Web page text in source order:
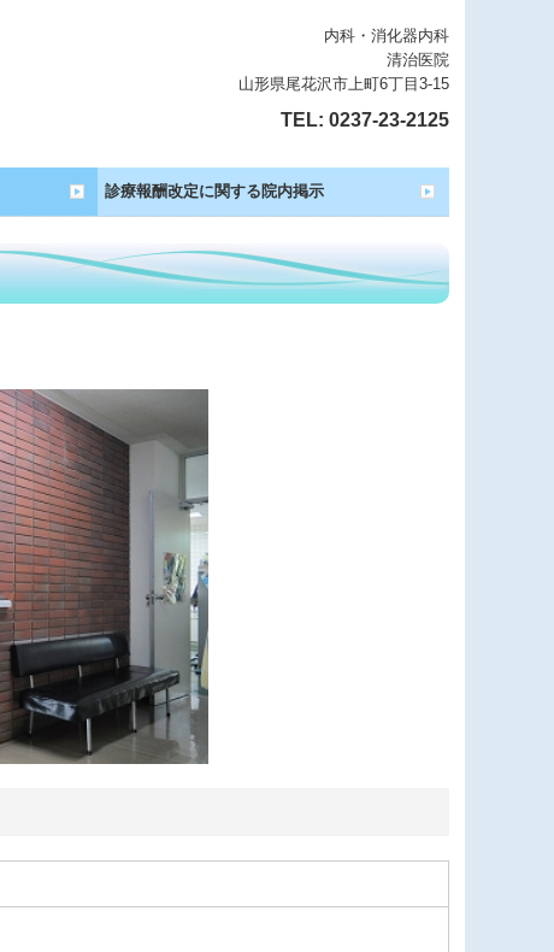
内科・消化器内科
清治医院
山形県尾花沢市上町6丁目3-15
TEL: 0237-23-2125
診療報酬改定に関する院内掲示